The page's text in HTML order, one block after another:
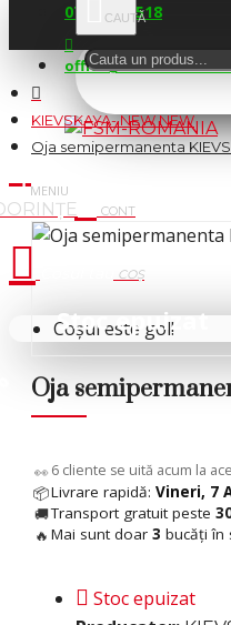
0745.677.518
office@fsm-
Coșul este gol!
KIEVSKAYA- NEW NEW
Oja semipermanenta
Stoc epuizat
Oja
👀 8 cliente se uită acum la
📦Livrare rapidă: Vineri, 7
🚚Transport gratuit peste
🔥 Mai sunt doar 3 bucăți în
Stoc epuizat